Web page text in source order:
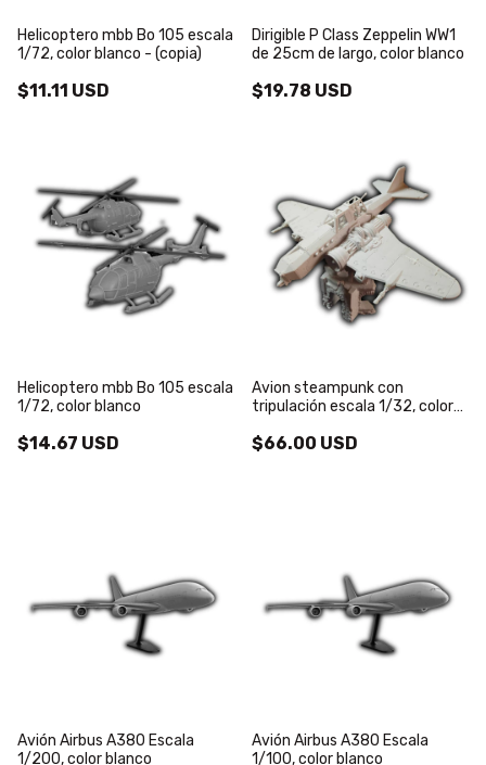
Helicoptero mbb Bo 105 escala
1/72, color blanco - (copia)
$11.11 USD
Dirigible P Class Zeppelin WW1
de 25cm de largo, color blanco
$19.78 USD
Helicoptero mbb Bo 105 escala
1/72, color blanco
$14.67 USD
Avion steampunk con
tripulación escala 1/32, color
$66.00 USD
Avión Airbus A380 Escala
1/200, color blanco
Avión Airbus A380 Escala
1/100, color blanco